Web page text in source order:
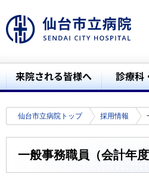
仙台市立病院トップ 採用情報
一般事務職員（会計年